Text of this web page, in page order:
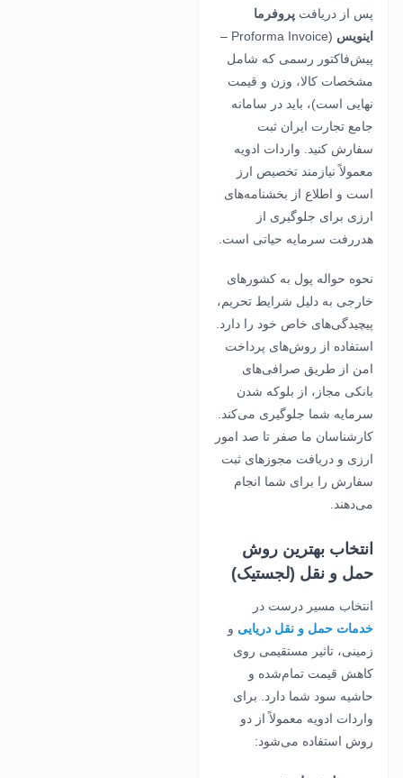
پس از دریافت پروفرما
اینویس
(Proforma Invoice –
پیش‌فاکتور رسمی که شامل
مشخصات کالا، وزن و قیمت
نهایی است)، باید در سامانه
جامع تجارت ایران ثبت
سفارش کنید. واردات ادویه
معمولاً نیازمند تخصیص ارز
است و اطلاع از بخشنامه‌های
ارزی برای جلوگیری از
هدررفت سرمایه حیاتی است.
نحوه حواله پول به کشورهای
خارجی به دلیل شرایط تحریم،
پیچیدگی‌های خاص خود را دارد.
استفاده از روش‌های پرداخت
امن از طریق صرافی‌های
بانکی مجاز، از بلوکه شدن
سرمایه شما جلوگیری می‌کند.
کارشناسان ما صفر تا صد امور
ارزی و دریافت مجوزهای ثبت
سفارش را برای شما انجام
می‌دهند.
انتخاب بهترین روش
حمل و نقل (لجستیک)
انتخاب مسیر درست در
خدمات حمل و نقل دریایی و
زمینی، تاثیر مستقیمی روی
کاهش قیمت تمام‌شده و
حاشیه سود شما دارد. برای
واردات ادویه معمولاً از دو
روش استفاده می‌شود: